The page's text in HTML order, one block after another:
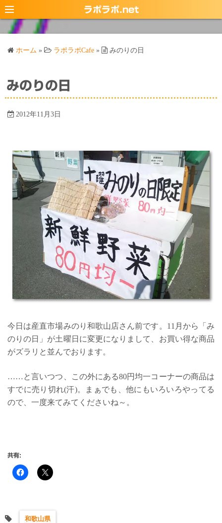
コ
ン
キ
ラポラポ.net
ホーム » ラポラポCafe » みのりの日
みのりの日
2012年11月3日
今日は産直市場みのり和歌山店さん前です。11月から「み
のりの日」が土曜日に変更になりまして、お買い得な商品
がズラリと並んでおります。
……と言いつつ、この外にある80円均一コーナーの商品は
すでに売り切れ(汗)。まぁでも、他にもいろいろやってる
ので、一度来てみてくださいね～。
共有:
和歌山県